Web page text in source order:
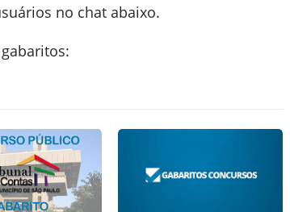
no chat abaixo.